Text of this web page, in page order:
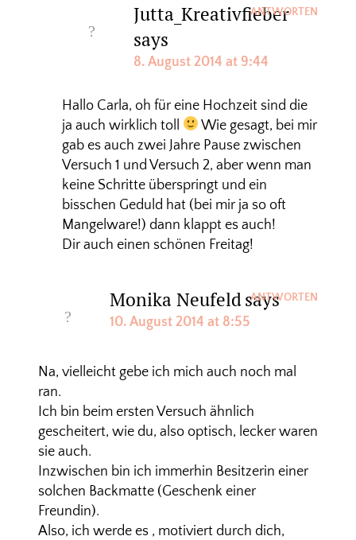
Jutta_Kreativfieber
says
8. August 2014 at 9:44
Hallo Carla, oh für eine Hochzeit sind die
ja auch wirklich toll
Wie gesagt, bei mir
gab es auch zwei Jahre Pause zwischen
Versuch 1 und Versuch 2, aber wenn man
keine Schritte überspringt und ein
bisschen Geduld hat (bei mir ja so oft
Mangelware!) dann klappt es auch!
Dir auch einen schönen Freitag!
ANTWORTEN
Monika Neufeldsays
10. August 2014 at 8:55
Na, vielleicht gebe ich mich auch noch mal
ran.
Ich bin beim ersten Versuch ähnlich
gescheitert, wie du, also optisch, lecker waren
sie auch.
Inzwischen bin ich immerhin Besitzerin einer
solchen Backmatte (Geschenk einer
Freundin).
Also, ich werde es , motiviert durch dich,
ANTWORTEN